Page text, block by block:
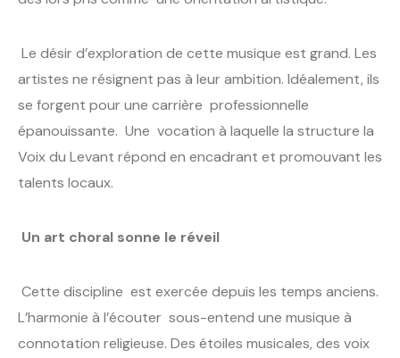
Le désir d’exploration de cette musique est grand. Les
artistes ne résignent pas à leur ambition. Idéalement, ils
se forgent pour une carrière professionnelle
épanouissante. Une vocation à laquelle la structure la
Voix du Levant répond en encadrant et promouvant les
talents locaux.
Un art choral sonne le réveil
Cette discipline est exercée depuis les temps anciens.
L’harmonie à l’écouter sous-entend une musique à
connotation religieuse. Des étoiles musicales, des voix